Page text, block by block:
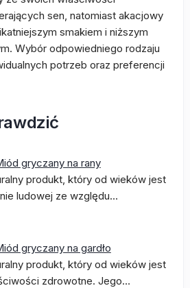
sen, natomiast akacjowy
smakiem i niższym
Wybór odpowiedniego rodzaju
potrzeb oraz preferencji
gryczany na rany
produkt, który od wieków jest
ludowej ze względu…
gryczany na gardło
produkt, który od wieków jest
zdrowotne. Jego…